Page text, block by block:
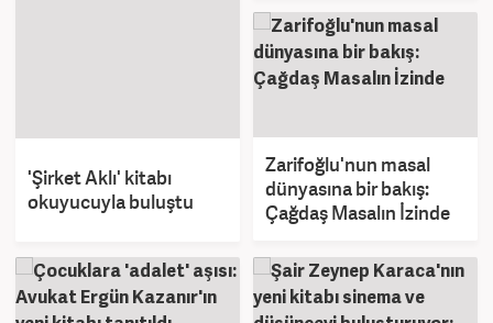
'Şirket Aklı' kitabı
okuyucuyla buluştu
Zarifoğlu'nun masal
dünyasına bir bakış:
Çağdaş Masalın İzinde